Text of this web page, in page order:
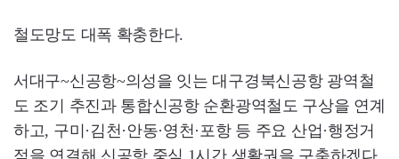
철도망도 대폭 확충한다.
서대구~신공항~의성을 잇는 대구경북신공항 광역철
도 조기 추진과 통합신공항 순환광역철도 구상을 연계
하고, 구미·김천·안동·영천·포항 등 주요 산업·행정거
점을 연결해 신공항 중심 1시간 생활권을 구축하겠다